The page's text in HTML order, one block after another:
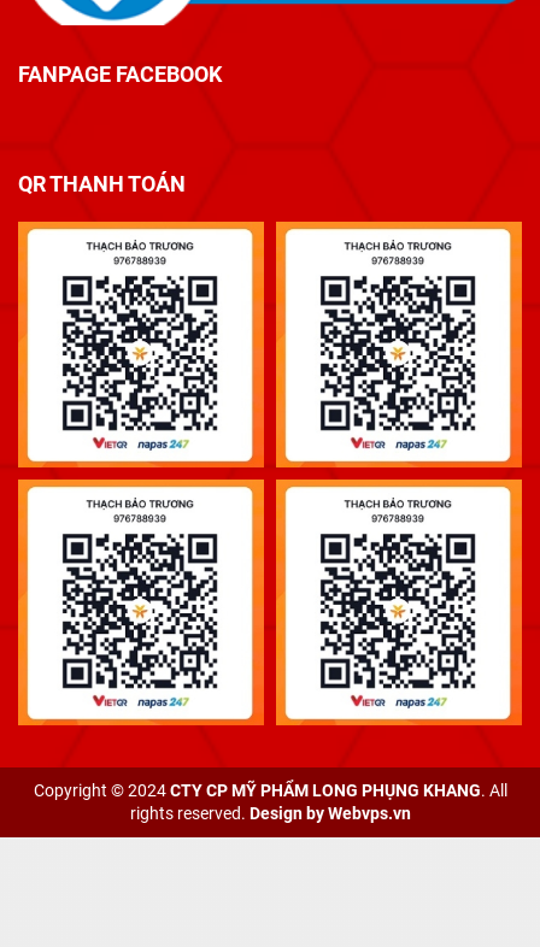
FANPAGE FACEBOOK
QR THANH TOÁN
Copyright © 2024CTY CP MỸ PHẨM LONG PHỤNG KHANG. All
rights reserved. Design byWebvps.vn